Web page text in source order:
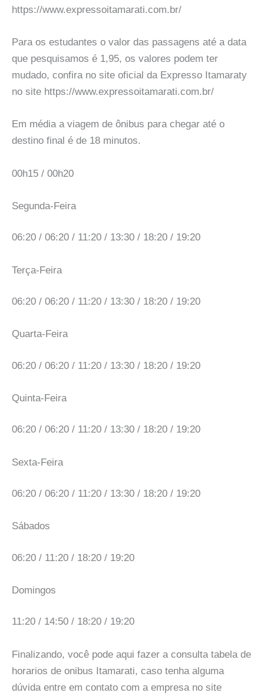
https://www.expressoitamarati.com.br/
Para os estudantes o valor das passagens até a data
que pesquisamos é 1,95, os valores podem ter
mudado, confira no site oficial da Expresso Itamaraty
no site https://www.expressoitamarati.com.br/
Em média a viagem de ônibus para chegar até o
destino final é de 18 minutos.
00h15 / 00h20
Segunda-Feira
06:20 / 06:20 / 11:20 / 13:30 / 18:20 / 19:20
Terça-Feira
06:20 / 06:20 / 11:20 / 13:30 / 18:20 / 19:20
Quarta-Feira
06:20 / 06:20 / 11:20 / 13:30 / 18:20 / 19:20
Quinta-Feira
06:20 / 06:20 / 11:20 / 13:30 / 18:20 / 19:20
Sexta-Feira
06:20 / 06:20 / 11:20 / 13:30 / 18:20 / 19:20
Sábados
06:20 / 11:20 / 18:20 / 19:20
Domingos
11:20 / 14:50 / 18:20 / 19:20
Finalizando, você pode aqui fazer a consulta tabela de
horarios de onibus Itamarati, caso tenha alguma
dúvida entre em contato com a empresa no site